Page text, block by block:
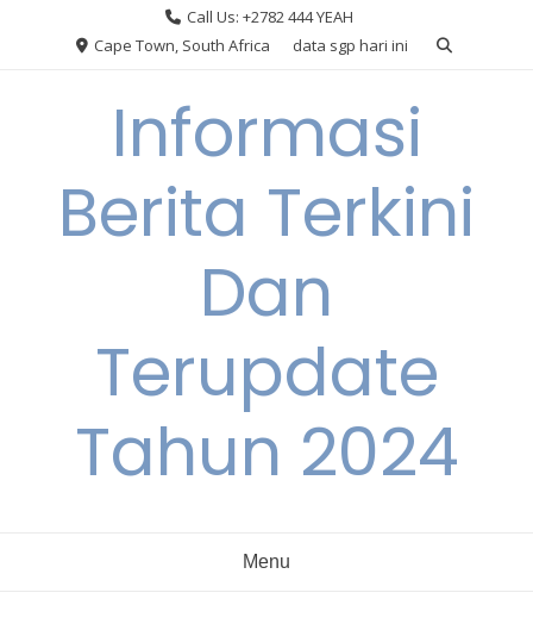
Call Us: +2782 444 YEAH
Cape Town, South Africa
data sgp hari ini
Informasi
Berita Terkini
Dan
Terupdate
Tahun 2024
Menu